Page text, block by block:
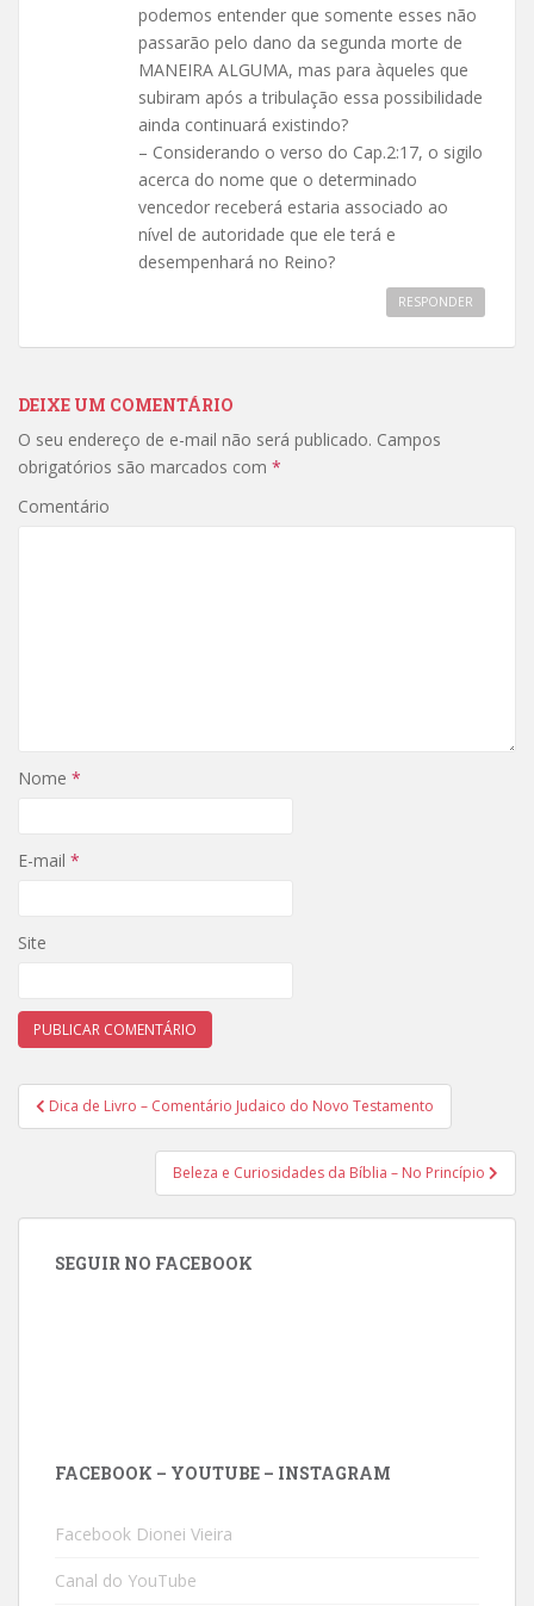
podemos entender que somente esses não
passarão pelo dano da segunda morte de
MANEIRA ALGUMA, mas para àqueles que
subiram após a tribulação essa possibilidade
ainda continuará existindo?
– Considerando o verso do Cap.2:17, o sigilo
acerca do nome que o determinado
vencedor receberá estaria associado ao
nível de autoridade que ele terá e
desempenhará no Reino?
RESPONDER
DEIXE UM COMENTÁRIO
O seu endereço de e-mail não será publicado. Campos
obrigatórios são marcados com *
Comentário
Nome *
E-mail *
Site
Navegação
de
Dica de Livro – Comentário Judaico do Novo Testamento
Beleza e Curiosidades da Bíblia – No Princípio
SEGUIR NO FACEBOOK
FACEBOOK – YOUTUBE – INSTAGRAM
Facebook Dionei Vieira
Canal do YouTube